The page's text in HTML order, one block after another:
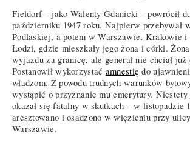
Fieldorf – jako Walenty Gdanicki – powrócił
październiku 1947 roku. Najpierw przebywał
Podlaskiej, a potem w Warszawie, Krakowie
Łodzi, gdzie mieszkały jego żona i córki.
wyjazdu za granicę, ale generał nie chciał
Postanowił wykorzystać amnestię do
władzom. Z powodu trudnych warunków
wystąpić o przyznanie mu emerytury. Niestety
okazał się fatalny w skutkach – w listopadzie
aresztowano i osadzono w więzieniu przy
Warszawie.